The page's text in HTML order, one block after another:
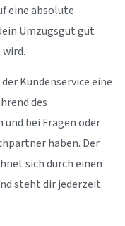
eine absolute
Umzugsgut gut
Kundenservice eine
des
bei Fragen oder
haben. Der
sich durch einen
steht dir jederzeit